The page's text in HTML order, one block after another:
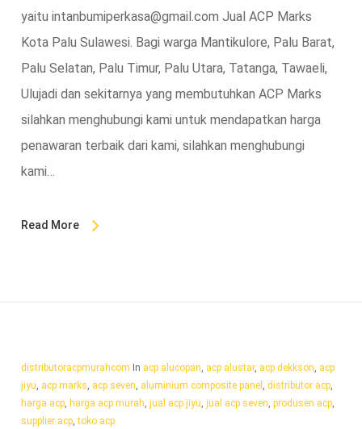
yaitu intanbumiperkasa@gmail.com Jual ACP Marks
Kota Palu Sulawesi. Bagi warga Mantikulore, Palu Barat,
Palu Selatan, Palu Timur, Palu Utara, Tatanga, Tawaeli,
Ulujadi dan sekitarnya yang membutuhkan ACP Marks
silahkan menghubungi kami untuk mendapatkan harga
penawaran terbaik dari kami, silahkan menghubungi
kami…
Read More
distributoracpmurahcom In acp alucopan acp alustar, acp dekkson acp
jiyu acp marks acp seven aluminium composite panel distributor acp,
harga acp, harga acp murah jual acp jiyu jual acp seven produsen acp,
supplier acp,toko acp